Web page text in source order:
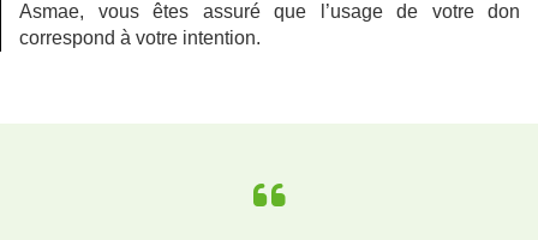
Asmae, vous êtes assuré que l’usage de votre don
correspond à votre intention.